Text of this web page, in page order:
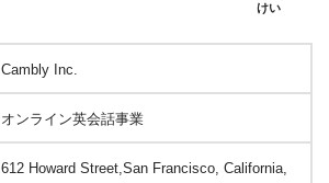
けい
Cambly Inc.
オンライン英会話事業
612 Howard Street,San Francisco, California,